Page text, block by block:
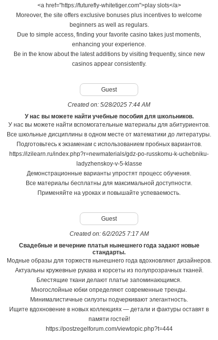
<a href="https://futurefly-whitetiger.com">play slots</a>
Moreover, the site offers exclusive bonuses plus incentives to welcome
beginners as well as regulars.
Due to simple access, finding your favorite casino takes just moments,
enhancing your experience.
Be in the know about the latest additions by visiting frequently, since new
casinos appear consistently.
Guest
Created on: 5/28/2025 7:44 AM
У нас вы можете найти учебные пособия для школьников.
У нас вы можете найти вспомогательные материалы для абитуриентов.
Все школьные дисциплины в одном месте от математики до литературы.
Подготовьтесь к экзаменам с использованием пробных вариантов.
https://izilearn.ru/index.php?r=newmaterials/gdz-po-russkomu-k-uchebniku-
ladyzhenskoy-v-5-klasse
Демонстрационные варианты упростят процесс обучения.
Все материалы бесплатны для максимальной доступности.
Применяйте на уроках и повышайте успеваемость.
Guest
Created on: 6/2/2025 7:17 AM
Свадебные и вечерние платья нынешнего года задают новые
стандарты.
Модные образы для торжеств нынешнего года вдохновляют дизайнеров.
Актуальны кружевные рукава и корсеты из полупрозрачных тканей.
Блестящие ткани делают платье запоминающимся.
Многослойные юбки определяют современные тренды.
Минималистичные силуэты подчеркивают элегантность.
Ищите вдохновение в новых коллекциях — детали и фактуры оставят в
памяти гостей!
https://postzegelforum.com/viewtopic.php?t=444